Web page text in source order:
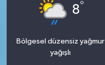
8°
Bölgesel düzensiz yağmur
yağışlı